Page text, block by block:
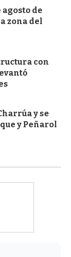
de
zona del
con
y se
y Peñarol